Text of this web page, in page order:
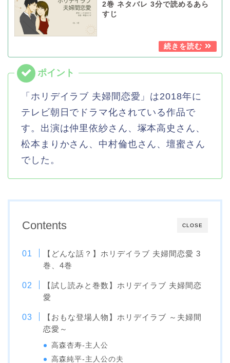
2巻 ネタバレ 3分で読めるあら
すじ
「ホリデイラブ 夫婦間恋愛」は2018年に
テレビ朝日でドラマ化されている作品で
す。出演は仲里依紗さん、塚本高史さん、
松本まりかさん、中村倫也さん、壇蜜さん
でした。
CLOSE
Contents
【どんな話？】ホリデイラブ 夫婦間恋愛 3
巻、4巻
【試し読みと巻数】ホリデイラブ 夫婦間恋
愛
【おもな登場人物】ホリデイラブ ～夫婦間
恋愛～
高森杏寿-主人公
高森純平-主人公の夫